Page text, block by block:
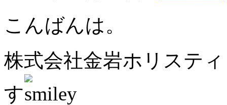
こんばんは。
株式会社金岩ホリステ
す